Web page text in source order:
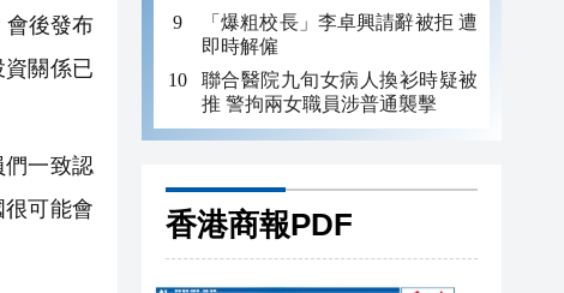
會後發布
關係已
一致認
可能會
事
「爆粗校長」李卓興請辭被拒 遭
即時解僱
聯合醫院九旬女病人換衫時疑被
推 警拘兩女職員涉普通襲擊
香港商報PDF